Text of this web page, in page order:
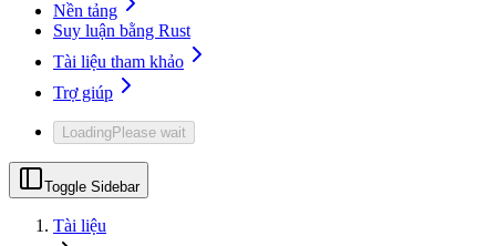
Nền tảng
Suy luận bằng Rust
Tài liệu tham khảo
Trợ giúp
LoadingPlease wait
Toggle Sidebar
Tài liệu